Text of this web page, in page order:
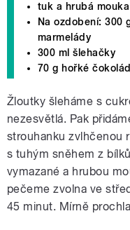
tuk a hrubá
Na ozdobení: 300
marmelády
300 ml šlehačky
70 g hořké
Žloutky šleháme s
nezesvětlá. Pak
strouhanku zvlhčenou
s tuhým sněhem z
vymazané a hrubou
pečeme zvolna ve
45 minut. Mírně